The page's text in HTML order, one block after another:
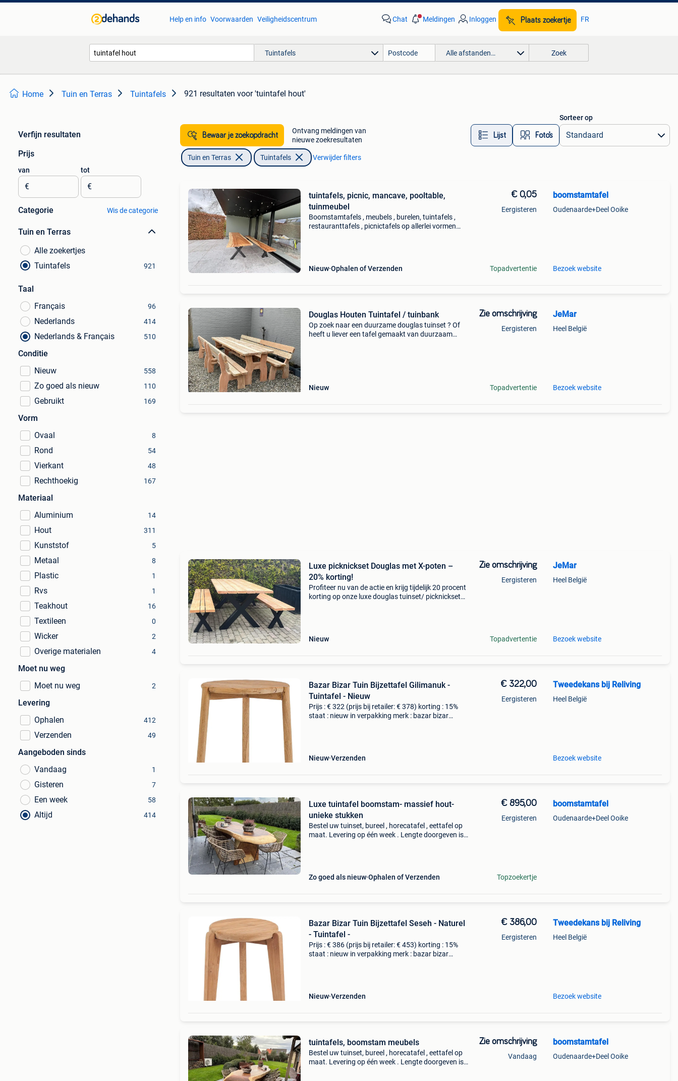
Help en info Voorwaarden Veiligheidscentrum Chat Meldingen Inloggen Plaats zoekertje FR
Tuintafels Alle afstanden… Zoek
Home Tuin en Terras Tuintafels 921 resultaten voor 'tuintafel hout'
Verfijn resultaten
Prijs
van
€
tot
€
Categorie Wis de categorie
Tuin en Terras
Alle zoekertjes
Tuintafels
921
Taal
Français
96
Nederlands 414
Nederlands & Français 510
Conditie
Nieuw
558
Zo goed als nieuw 110
Gebruikt 169
Vorm
Ovaal
8
Rond 54
Vierkant 48
Rechthoekig 167
Materiaal
Aluminium
14
Hout 311
Kunststof 5
Metaal 8
Plastic 1
Rvs 1
Teakhout 16
Textileen 0
Wicker 2
Overige materialen 4
Moet nu weg
Moet nu weg
2
Levering
Ophalen
412
Verzenden 49
Aangeboden sinds
Vandaag
1
Gisteren 7
Een week 58
Altijd 414
Bewaar je zoekopdracht
Ontvang meldingen van
nieuwe zoekresultaten
Lijst Foto’s
Sorteer op
Tuin en Terras Tuintafels Verwijder filters
tuintafels, picnic, mancave, pooltable,
tuinmeubel
Boomstamtafels , meubels , burelen, tuintafels ,
restauranttafels , picnictafels op allerlei vormen
Nieuw Ophalen of Verzenden
€ 0,05
Eergisteren
Topadvertentie
boomstamtafel
Oudenaarde+Deel Ooike
Bezoek website
Douglas Houten Tuintafel / tuinbank
Op zoek naar een duurzame douglas tuinset ? Of
heeft u liever een tafel gemaakt van duurzaam
Nieuw
Zie omschrijving
Eergisteren
Topadvertentie
JeMar
Heel België
Bezoek website
Luxe picknickset Douglas met X-poten –
20% korting!
Profiteer nu van de actie en krijg tijdelijk 20 procent
korting op onze luxe douglas tuinset/ picknickset
Nieuw
Zie omschrijving
Eergisteren
Topadvertentie
JeMar
Heel België
Bezoek website
Bazar Bizar Tuin Bijzettafel Gilimanuk -
Tuintafel - Nieuw
Prijs : € 322 (prijs bij retailer: € 378) korting : 15%
staat : nieuw in verpakking merk : bazar bizar
Nieuw Verzenden
€ 322,00
Eergisteren
Tweedekans bij Reliving
Heel België
Bezoek website
Luxe tuintafel boomstam- massief hout-
unieke stukken
Bestel uw tuinset, bureel , horecatafel , eettafel op
maat. Levering op één week . Lengte doorgeven is
Zo goed als nieuw Ophalen of Verzenden
€ 895,00
Eergisteren
Topzoekertje
boomstamtafel
Oudenaarde+Deel Ooike
Bazar Bizar Tuin Bijzettafel Seseh - Naturel
- Tuintafel -
Prijs : € 386 (prijs bij retailer: € 453) korting : 15%
staat : nieuw in verpakking merk : bazar bizar
Nieuw Verzenden
€ 386,00
Eergisteren
Tweedekans bij Reliving
Heel België
Bezoek website
tuintafels, boomstam meubels
Bestel uw tuinset, bureel , horecatafel , eettafel op
maat. Levering op één week . Lengte doorgeven is
Zie omschrijving
Vandaag
boomstamtafel
Oudenaarde+Deel Ooike